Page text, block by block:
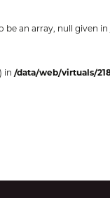
be an array, null given in
in /data/web/virtuals/